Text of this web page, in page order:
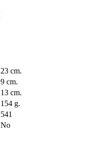
23 cm.
9 cm.
13 cm.
154 g.
541
No